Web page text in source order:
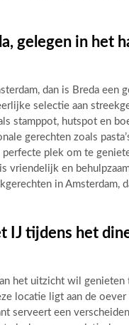
gelegen in het
dan is Breda een
selectie aan
stamppot, hutspot en
gerechten zoals
plek om te
vriendelijk en
in Amsterdam,
IJ tijdens het
het uitzicht wil genieten
locatie ligt aan de oever
serveert een